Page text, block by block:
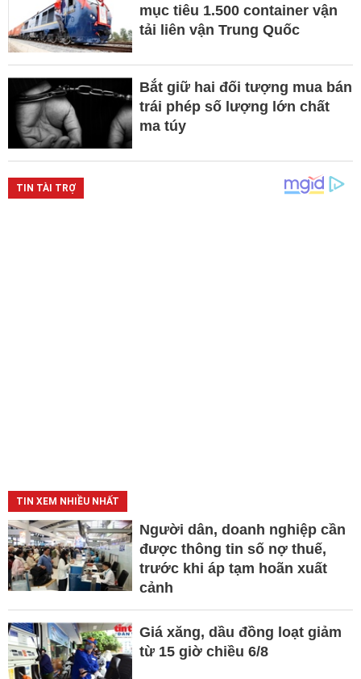
mục tiêu 1.500 container vận
tải liên vận Trung Quốc
Bắt giữ hai đối tượng mua bán
trái phép số lượng lớn chất
ma túy
TIN XEM NHIỀU NHẤT
Người dân, doanh nghiệp cần
được thông tin số nợ thuế,
trước khi áp tạm hoãn xuất
cảnh
Giá xăng, dầu đồng loạt giảm
từ 15 giờ chiều 6/8